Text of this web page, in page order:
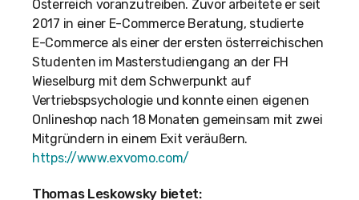
Österreich voranzutreiben. Zuvor arbeitete er seit
2017 in einer E-Commerce Beratung, studierte
E-Commerce als einer der ersten österreichischen
Studenten im Masterstudiengang an der FH
Wieselburg mit dem Schwerpunkt auf
Vertriebspsychologie und konnte einen eigenen
Onlineshop nach 18 Monaten gemeinsam mit zwei
Mitgründern in einem Exit veräußern.
https://www.exvomo.com/
Thomas Leskowsky bietet: